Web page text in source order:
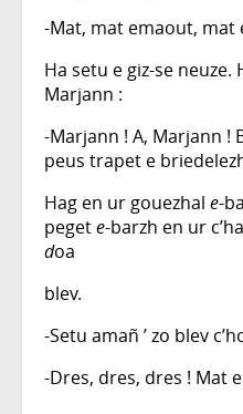
-Mat, mat emaout, mat
Ha setu e giz-se neuze.
Marjann :
-Marjann ! A, Marjann !
peus trapet e
Hag en ur gouezhal e-
pegete-barzh en ur
doa
blev.
-Setu amañ ’ zo blev
-Dres, dres, dres ! Mat